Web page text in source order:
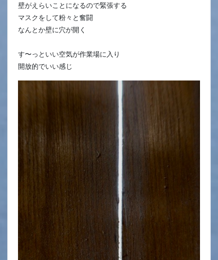
壁がえらいことになるので緊張する
マスクをして粉々と奮闘
なんとか壁に穴が開く
す〜っといい空気が作業場に入り
開放的でいい感じ